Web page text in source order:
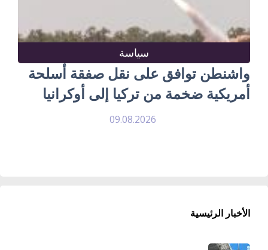
سياسة
واشنطن توافق على نقل صفقة أسلحة
أمريكية ضخمة من تركيا إلى أوكرانيا
09.08.2026
الأخبار الرئيسية